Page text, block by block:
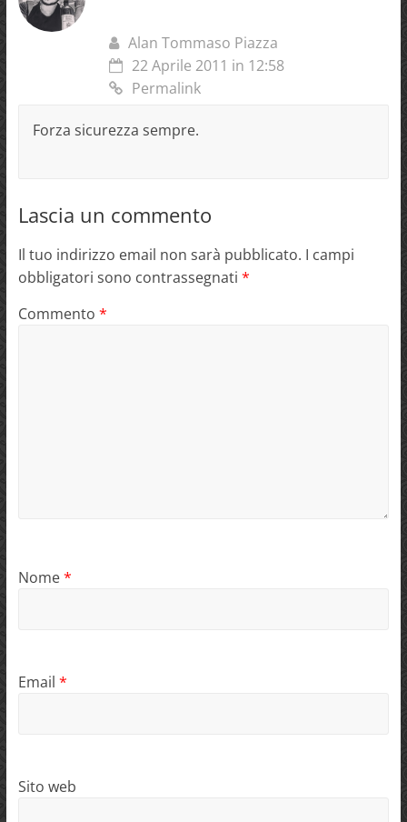
Alan Tommaso Piazza
22 Aprile 2011 in 12:58
Permalink
Forza sicurezza sempre.
Lascia un commento
Il tuo indirizzo email non sarà pubblicato. I campi
obbligatori sono contrassegnati *
Commento *
Nome*
Email *
Sito web